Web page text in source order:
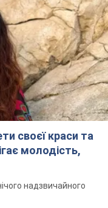
своєї краси та
молодість,
надзвичайного